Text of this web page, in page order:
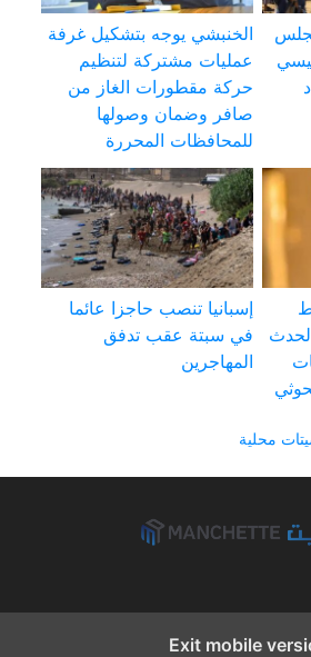
الخنبشي يوجه بتشكيل غرفة
عمليات مشتركة لتنظيم
حركة مقطورات الغاز من
صافر وضمان وصولها
للمحافظات المحررة
إسبانيا تنصب حاجزا عائما
في سبتة عقب تدفق
المهاجرين
محلية
Exit mobile